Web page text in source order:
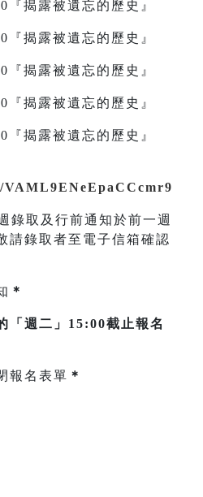
揭露被遺忘的歷史』
揭露被遺忘的歷史』
揭露被遺忘的歷史』
揭露被遺忘的歷史』
揭露被遺忘的歷史』
錄取及行前通知於前一週
請錄取者至電子信箱確認
＊
「週二」15:00截止報名
報名表單 ＊